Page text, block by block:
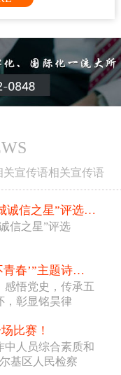
政风》
”、哈尔滨市、齐齐哈尔
裁委仲裁员。张健律师
专注刑事辩护和企业家
风险防范。
为自由呐
的认可。办理过多起
曾为呼兰“涉黑四大家族
黑龙江克东“
崔氏兄
黑案件主犯担任辩护
理、哈尔滨电信公司
理梁某“千万 元受贿
任辩护人。张健律师研
防范五大法宝
预防风险、防范刑事
宣传语相关宣传语
喜报：铭昊获颁首届“鹤城诚信之星”评选——“...
信之星”评选
“铭昊青年说之‘无奋斗·不青春’”主题诗歌会侧记
感悟党史，传承五
，彰显铭昊律
比赛！
中人员综合素质和
基区人民检察